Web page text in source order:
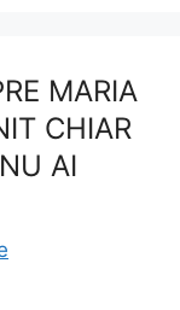
MARIA
CHIAR
AI